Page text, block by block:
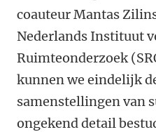
coauteur Mantas
Nederlands Instituut
Ruimteonderzoek
kunnen we eindelijk
samenstellingen van
ongekend detail